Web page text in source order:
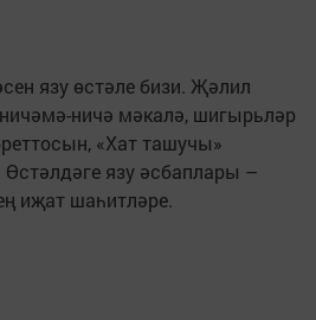
язу өстәле бизи. Җәлил
ничә мәкалә, шигырьләр
«Хат ташучы»
язу әсбаплары –
иҗат шаһитләре.